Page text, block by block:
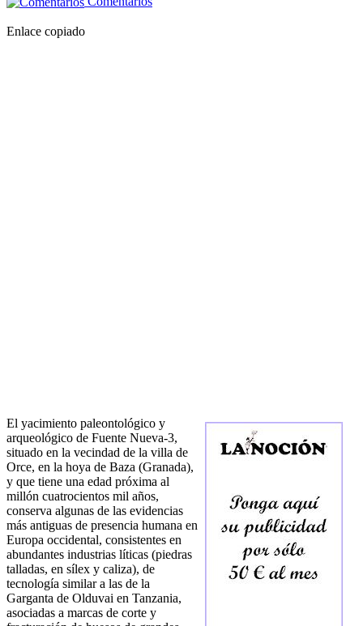
Enlace copiado
El yacimiento paleontológico y
arqueológico de Fuente Nueva-3,
situado en la vecindad de la villa de
Orce, en la hoya de Baza (Granada),
y que tiene una edad próxima al
millón cuatrocientos mil años,
conserva algunas de las evidencias
más antiguas de presencia humana en
Europa occidental, consistentes en
abundantes industrias líticas (piedras
talladas, en sílex y caliza), de
tecnología similar a las de la
Garganta de Olduvai en Tanzania,
asociadas a marcas de corte y